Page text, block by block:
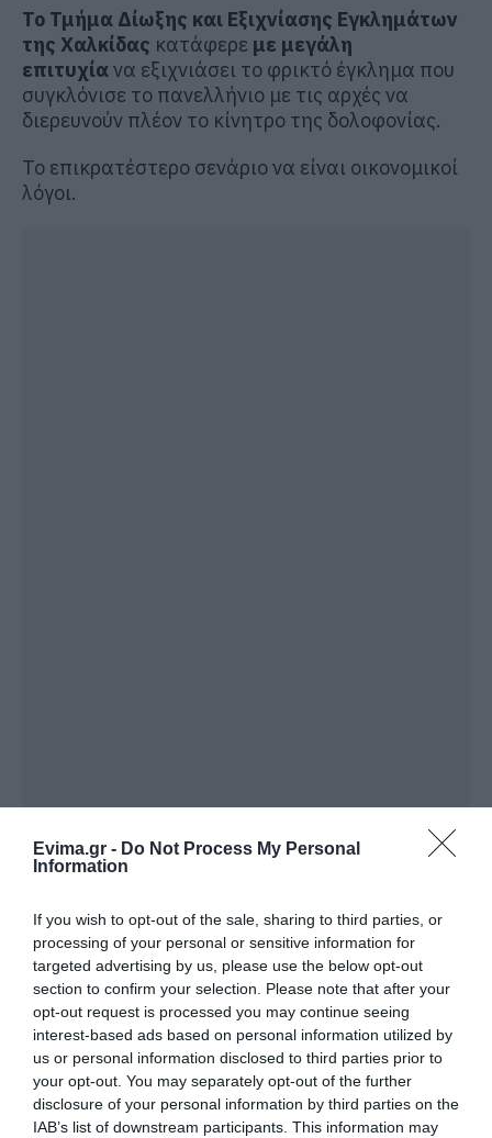
Evima.gr - Do Not Process My Personal
Information
If you wish to opt-out of the sale, sharing to third parties, or
processing of your personal or sensitive information for
targeted advertising by us, please use the below opt-out
section to confirm your selection. Please note that after your
opt-out request is processed you may continue seeing
interest-based ads based on personal information utilized by
us or personal information disclosed to third parties prior to
your opt-out. You may separately opt-out of the further
disclosure of your personal information by third parties on the
IAB’s list of downstream participants. This information may
Το Τμήμα Δίωξης και Εξιχνίασης Εγκλημάτων
της Χαλκίδας κατάφερε με μεγάλη
επιτυχίανα εξιχνιάσει το φρικτό έγκλημα που
συγκλόνισε το πανελλήνιο με τις αρχές να
διερευνούν πλέον το κίνητρο της δολοφονίας.
Το επικρατέστερο σενάριο να είναι οικονομικοί
λόγοι.
ΔΙΑΒΑΣΤΕ ΕΠΙΣΗΣ
σεμινάριο πρώτων βοηθειών
Ακολουθήστε το evima.gr στο Google News
Διαβάστε όλες τιςειδήσεις για την Εύβοια
Διαβάστε όλες τιςτελευταίες ειδήσειςγια την
Ελλάδακαι τονΚόσμοστοevima.gr